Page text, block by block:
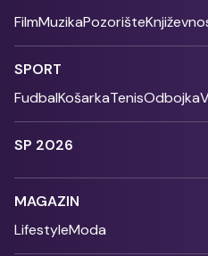
FilmMuzikaPozorište
SPORT
FudbalKošarkaTenisOdbojka
SP 2026
MAGAZIN
LifestyleModa